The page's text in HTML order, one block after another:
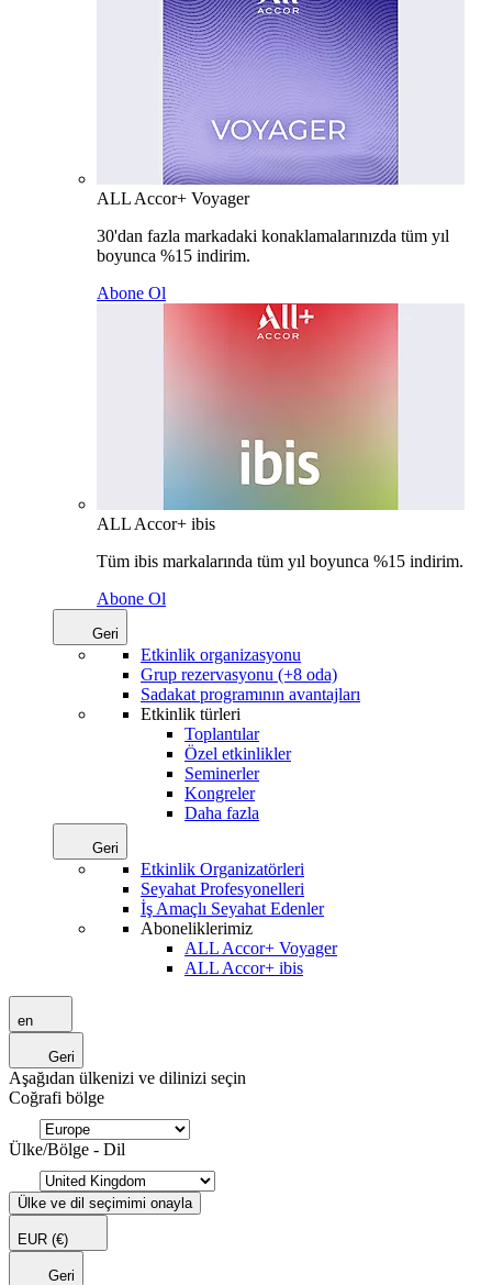
ALL Accor+ Voyager
30'dan fazla markadaki konaklamalarınızda tüm yıl
boyunca %15 indirim.
Abone Ol
ALL Accor+ ibis
Tüm ibis markalarında tüm yıl boyunca %15 indirim.
Abone Ol
Geri
Etkinlik organizasyonu
Grup rezervasyonu (+8 oda)
Sadakat programının avantajları
Etkinlik türleri
Toplantılar
Özel etkinlikler
Seminerler
Kongreler
Daha fazla
Geri
Etkinlik Organizatörleri
Seyahat Profesyonelleri
İş Amaçlı Seyahat Edenler
Aboneliklerimiz
ALL Accor+ Voyager
ALL Accor+ ibis
en
Geri
Aşağıdan ülkenizi ve dilinizi seçin
Coğrafi bölge
Ülke/Bölge - Dil
Ülke ve dil seçimimi onayla
EUR (€)
Geri